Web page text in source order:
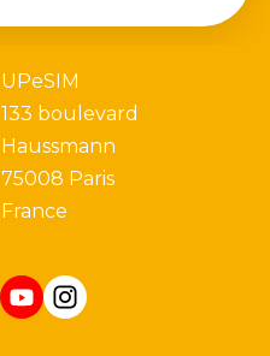
UPeSIM
133 boulevard
Haussmann
75008 Paris
France